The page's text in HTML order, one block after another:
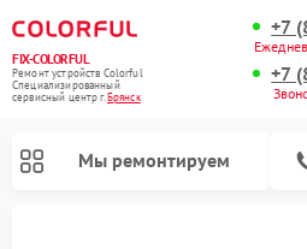
FIX-COLORFUL
Ремонт устройств Colorful
Специализированный
cервисный центр г.Брянск
+7
+7
Мы ремонтируем